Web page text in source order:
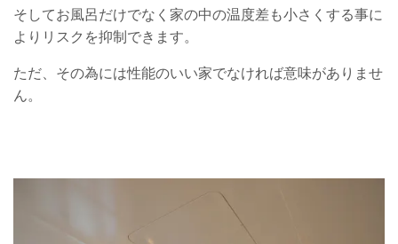
そしてお風呂だけでなく家の中の温度差も小さくする事に
よりリスクを抑制できます。
ただ、その為には性能のいい家でなければ意味がありませ
ん。